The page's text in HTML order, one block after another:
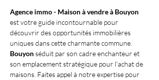
Agence immo - Maison à vendre à Bouyon
est votre guide incontournable pour
découvrir des opportunités immobilières
uniques dans cette charmante commune.
Bouyon séduit par son cadre enchanteur et
son emplacement stratégique pour l'achat de
maisons. Faites appel à notre expertise pour